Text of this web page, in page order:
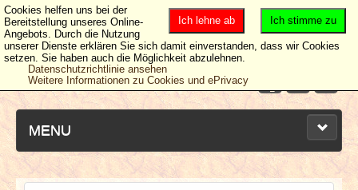
MENU
Ich stimme zu
Ich lehne ab
Cookies helfen uns bei der
Bereitstellung unseres Online-
Angebots. Durch die Nutzung
unserer Dienste erklären Sie sich damit einverstanden, dass wir Cookies
setzen. Sie haben auch die Möglichkeit abzulehnen.
Datenschutzrichtlinie ansehen
Weitere Informationen zu Cookies und ePrivacy